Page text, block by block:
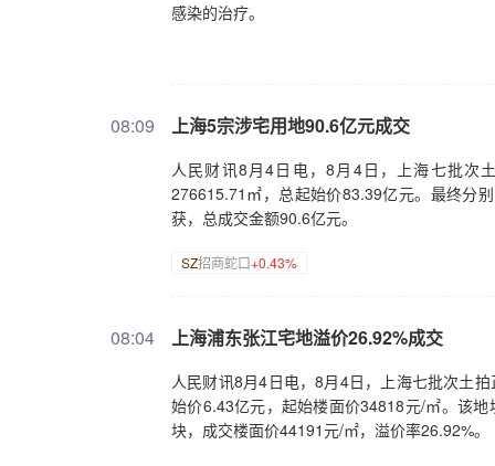
感染的治疗。
08:09 上海5宗涉宅用地90.6亿元成交
人民财讯8月4日电，8月4日，上海七批次
276615.71㎡，总起始价83.39亿元。最终分
获，总成交金额90.6亿元。
SZ招商蛇口+0.43%
08:04 上海浦东张江宅地溢价26.92%成交
人民财讯8月4日电，8月4日，上海七批次土
始价6.43亿元，起始楼面价34818元/㎡。该
块，成交楼面价44191元/㎡，溢价率26.92%。